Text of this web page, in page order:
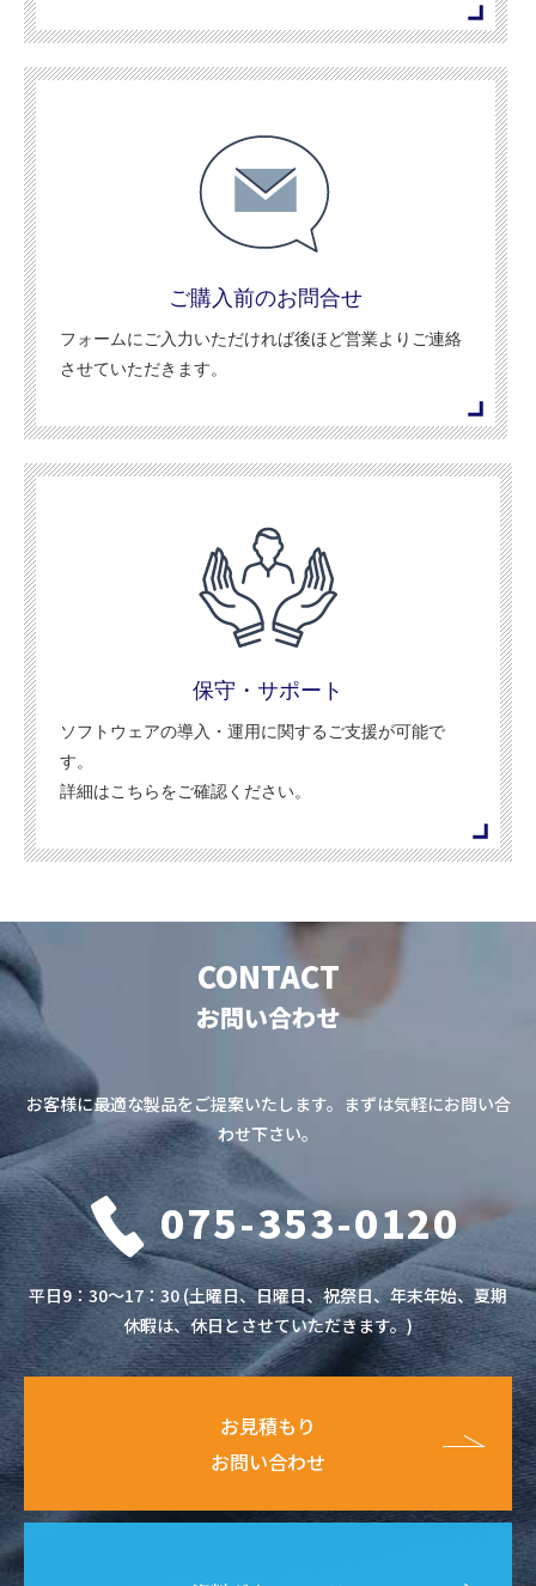
ご購入前のお問合せ
フォームにご入力いただければ後ほど営業よりご連絡
させていただきます。
保守・サポート
ソフトウェアの導入・運用に関するご支援が可能で
す。
詳細はこちらをご確認ください。
CONTACT
お問い合わせ
お客様に最適な製品をご提案いたします。まずは気軽にお問い合
わせ下さい。
075-353-0120
平日9：30～17：30 (土曜日、日曜日、祝祭日、年末年始、夏期
休暇は、休日とさせていただきます。)
お見積もり
お問い合わせ